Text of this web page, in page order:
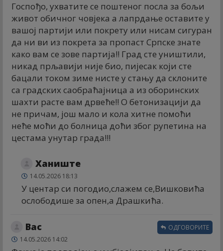
Госпођо, ухватите се поштеног посла за бољи
живот обичног човјека а лапрдање оставите у
вашој партији или покрету или нисам сигуран
да ни ви из покрета за пропаст Српске знате
како вам се зове партија!! Град сте уништили,
никад прљавији није био, пијесак који сте
бацали током зиме нисте у стању да склоните
са градских саобраћајница а из оборинских
шахти расте вам дрвеће!! О бетонизацији да
не причам, још мало и кола хитне помоћи
неће моћи до болница доћи због рупетина на
цестама унутар града!!!
Ханиште
14.05.2026 18:13
У центар си погодио,слажем се,Вишковића
ослободише за опен,а Драшкића.
Вас
14.05.2026 14:02
ОДГОВОРИТЕ